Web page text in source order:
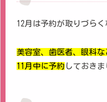
12月は予約が取りづらく
美容室、歯医者、眼科
11月中に予約 しておきま